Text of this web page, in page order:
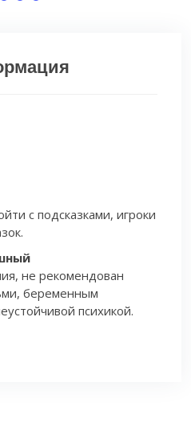
с подсказками, игроки
не рекомендован
беременным
психикой.